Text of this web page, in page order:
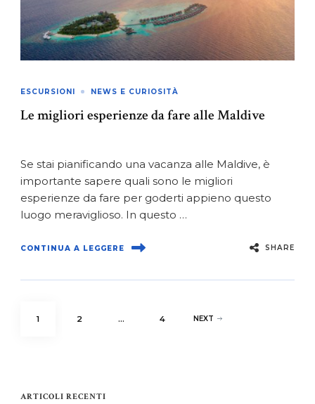
ESCURSIONI NEWS E CURIOSITÀ
Le migliori esperienze da fare alle Maldive
Se stai pianificando una vacanza alle Maldive, è
importante sapere quali sono le migliori
esperienze da fare per goderti appieno questo
luogo meraviglioso. In questo …
CONTINUA A LEGGERE SHARE
Paginazione
PAGE
1 PAGE
2 … PAGE
4 NEXT
ARTICOLI RECENTI